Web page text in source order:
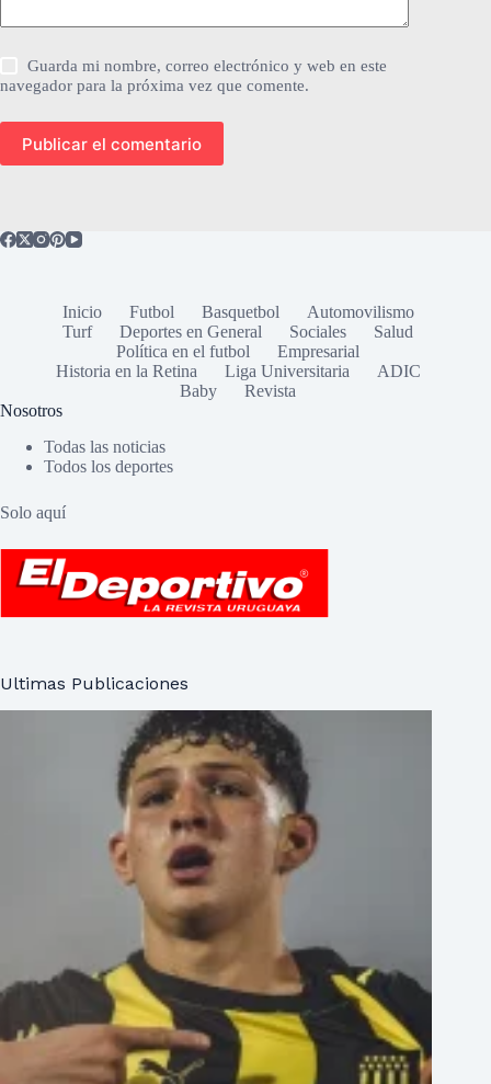
Guarda mi nombre, correo electrónico y web en este
navegador para la próxima vez que comente.
Publicar el comentario
Inicio Futbol Basquetbol
Automovilismo
Turf
Deportes en General Sociales
Salud
Política en el futbol
Empresarial
Historia en la Retina
Liga Universitaria
ADIC
Baby
Revista
Nosotros
Todas las noticias
Todos los deportes
Solo aquí
Ultimas Publicaciones